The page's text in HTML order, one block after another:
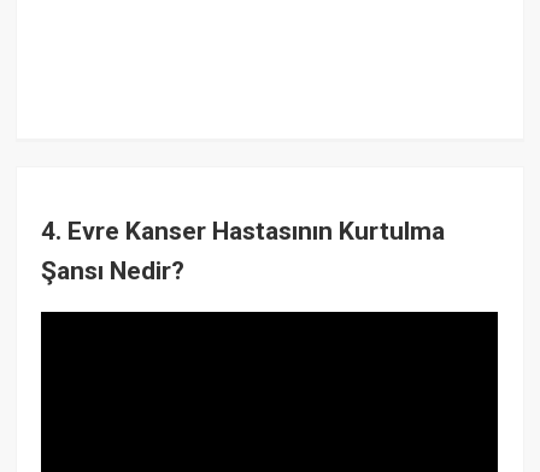
4. Evre Kanser Hastasının Kurtulma
Şansı Nedir?